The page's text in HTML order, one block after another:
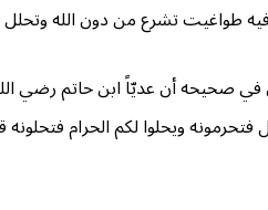
فيه طواغيت تشرع من دون الله
في صحيحه أن عديّاً ابن حاتم رضي
ويحلوا لكم الحرام